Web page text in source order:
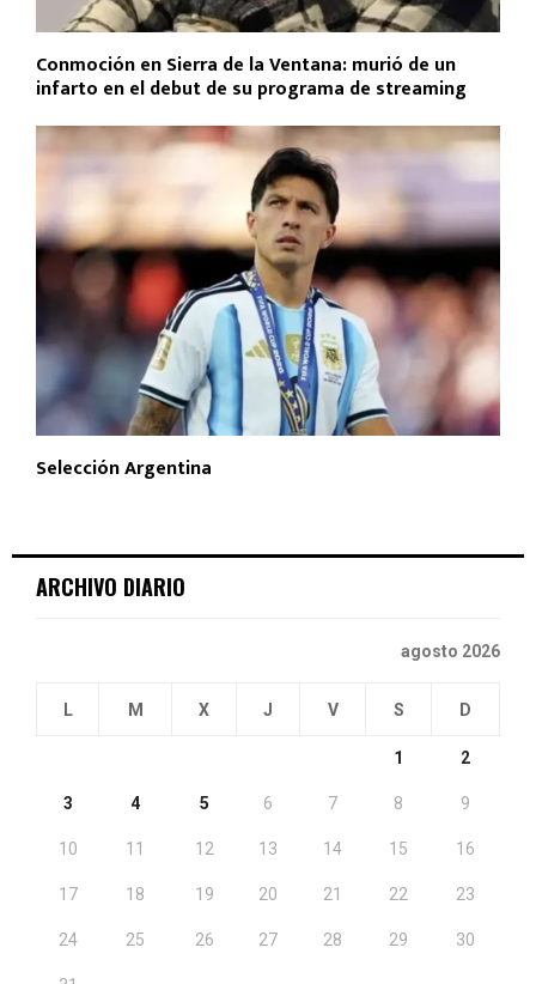
Conmoción en Sierra de la Ventana: murió de un
infarto en el debut de su programa de streaming
Selección Argentina
ARCHIVO DIARIO
agosto 2026
L M X J V S D
1 2
3 4 5 6 7 8 9
10 11 12 13 14 15 16
17 18 19 20 21 22 23
24 25 26 27 28 29 30